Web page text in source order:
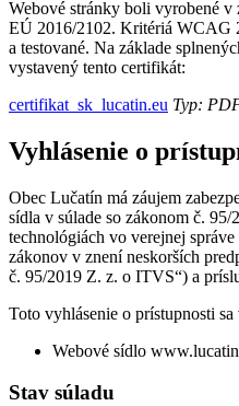
Webové stránky boli vyrobené v
EÚ 2016/2102. Kritériá WCAG
a testované. Na základe
vystavený tento certifikát:
certifikat_sk_lucatin.eu Typ:
Vyhlásenie o
Obec Lučatín má záujem
sídla v súlade so zákonom č.
technológiách vo verejnej
zákonov v znení neskorších
č. 95/2019 Z. z. o ITVS“) a
Toto vyhlásenie o prístupnosti
Webové sídlo
Stav súladu